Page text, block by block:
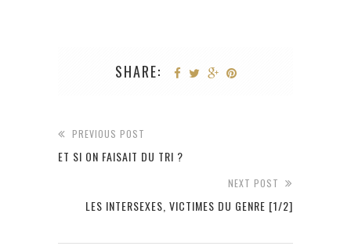
SHARE:
PREVIOUS POST
ET SI ON FAISAIT DU TRI ?
NEXT POST
LES INTERSEXES, VICTIMES DU GENRE [1/2]